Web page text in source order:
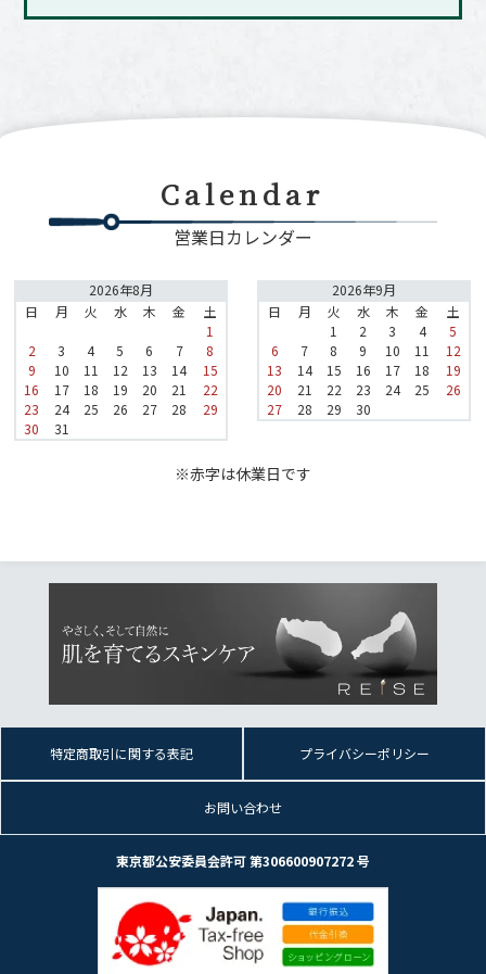
Calendar
営業日カレンダー
2026年8月
日
月 火 水 木 金
土
1
2
3 4 5 6 7
8
9
10 11 12 13 14
15
16
17 18 19 20 21
22
23
24 25 26 27 28
29
30
31
2026年9月
日
月 火 水 木 金
土
1
2 3 4
5
6
7 8 9 10 11
12
13
14 15 16 17 18
19
20
21 22 23 24 25
26
27
28 29 30
※赤字は休業日です
特定商取引に関する表記 プライバシーポリシー
お問い合わせ
東京都公安委員会許可 第306600907272 号